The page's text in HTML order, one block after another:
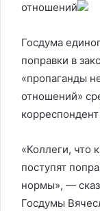
отношений
Госдума
поправки в
«пропаганды
отношений»
«Коллеги, что
поступят
нормы», —
Госдумы